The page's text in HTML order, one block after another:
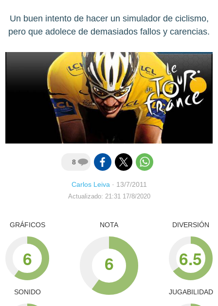
Un buen intento de hacer un simulador de ciclismo,
pero que adolece de demasiados fallos y carencias.
8
Carlos Leiva · 13/7/2011
Actualizado: 21:31 17/8/2020
GRÁFICOS
6
SONIDO
NOTA
6
DIVERSIÓN
6.5
JUGABILIDAD